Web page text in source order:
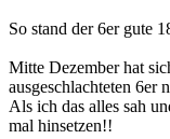
So stand der 6er gute
Mitte Dezember hat
ausgeschlachteten 6er
Als ich das alles sah
mal hinsetzen!!